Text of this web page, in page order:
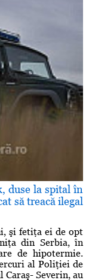
duse la spital în
să treacă ilegal
şi fetiţa ei de opt
din Serbia, în
de hipotermie.
al Poliţiei de
Severin, au